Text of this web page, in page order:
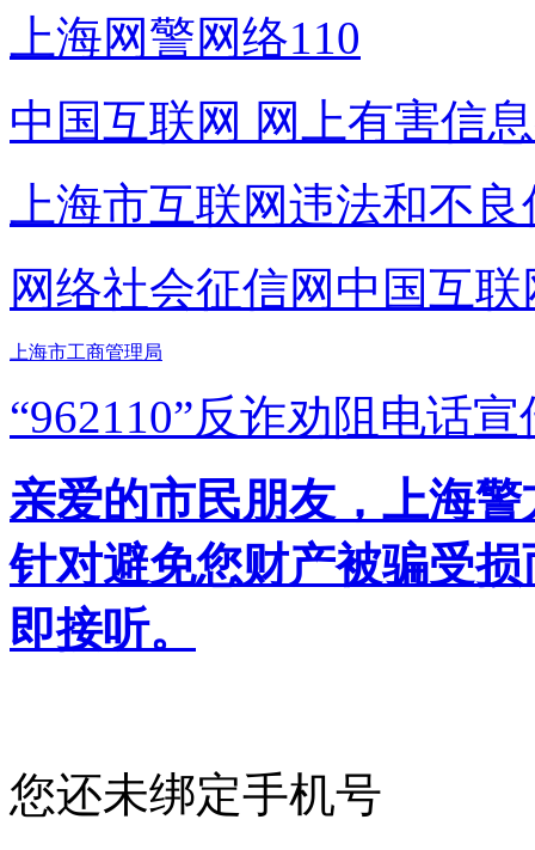
上海网警网络110
中国互联网 网上有害信
上海市互联网违法和不
网络社会征信网 中国互
上海市工商管理局
“962110”反诈劝阻电话宣
亲爱的市民朋友，上海
针对避免您财产被骗受
即接听。
您还未绑定手机号